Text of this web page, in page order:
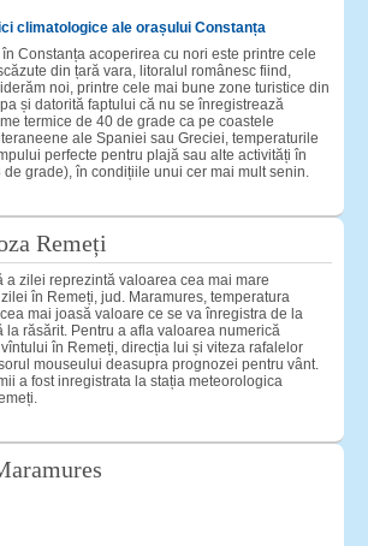
climatologice ale orașului Constanța
în Constanța acoperirea cu nori este printre cele
din țară vara, litoralul românesc fiind,
noi, printre cele mai bune zone turistice din
și datorită faptului că nu se înregistrează
termice de 40 de grade ca pe coastele
ale Spaniei sau Greciei, temperaturile
perfecte pentru plajă sau alte activități în
grade), în condițiile unui cer mai mult senin.
Remeți
a zilei reprezintă valoarea cea mai mare
în Remeți, jud. Maramures, temperatura
mai joasă valoare ce se va înregistra de la
la răsărit. Pentru a afla valoarea numerică
în Remeți, direcția lui și viteza rafalelor
mouseului deasupra prognozei pentru vânt.
a fost inregistrata la stația meteorologica